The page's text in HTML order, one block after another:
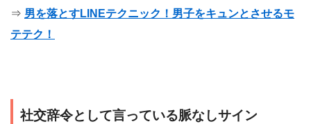
⇒ 男を落とすLINEテクニック！男子をキュンとさせるモ
テテク！
社交辞令として言っている脈なしサイン